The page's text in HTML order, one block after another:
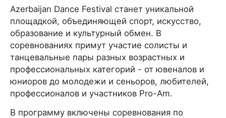
Azerbaijan Dance Festival станет уникальной
площадкой, объединяющей спорт, искусство,
образование и культурный обмен. В
соревнованиях примут участие солисты и
танцевальные пары разных возрастных и
профессиональных категорий - от ювеналов и
юниоров до молодежи и сеньоров, любителей,
профессионалов и участников Pro-Am.
В программу включены соревнования по